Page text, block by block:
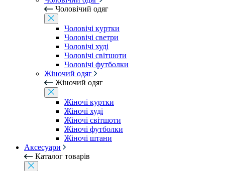
Чоловічий одяг
Чоловічі куртки
Чоловічі светри
Чоловічі худі
Чоловічі світшоти
Чоловічі футболки
Жіночий одяг
Жіночий одяг
Жіночі куртки
Жіночі худі
Жіночі світшоти
Жіночі футболки
Жіночі штани
Аксесуари
Каталог товарів